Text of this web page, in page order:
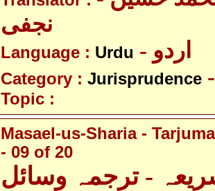
نجفی
Language : Urdu - اردو
Category : Jurisprudence
Topic :
Masael-us-Sharia -
- 09 of 20
- ترجمہ وسائل